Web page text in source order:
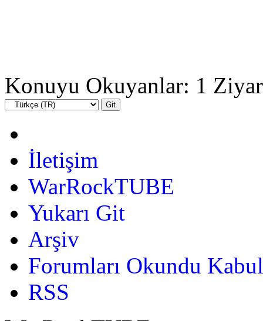
Konuyu Okuyanlar: 1
İletişim
WarRockTUBE
Yukarı Git
Arşiv
Forumları Okundu
RSS